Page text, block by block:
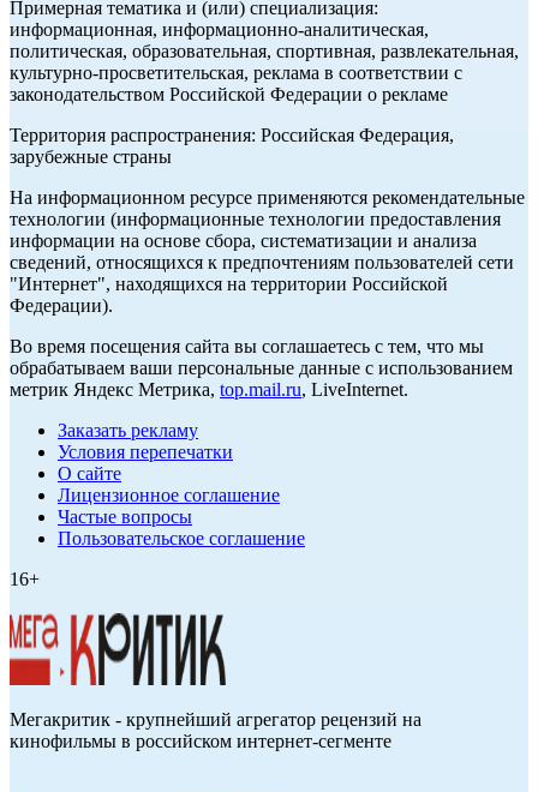
Примерная тематика и (или) специализация:
информационная, информационно-аналитическая,
политическая, образовательная, спортивная, развлекательная,
культурно-просветительская, реклама в соответствии с
законодательством Российской Федерации о рекламе
Территория распространения: Российская Федерация,
зарубежные страны
На информационном ресурсе применяются рекомендательные
технологии (информационные технологии предоставления
информации на основе сбора, систематизации и анализа
сведений, относящихся к предпочтениям пользователей сети
"Интернет", находящихся на территории Российской
Федерации).
Во время посещения сайта вы соглашаетесь с тем, что мы
обрабатываем ваши персональные данные с использованием
метрик Яндекс Метрика, top.mail.ru, LiveInternet.
Заказать рекламу
Условия перепечатки
О сайте
Лицензионное соглашение
Частые вопросы
Пользовательское соглашение
16+
Мегакритик - крупнейший агрегатор рецензий на
кинофильмы в российском интернет-сегменте